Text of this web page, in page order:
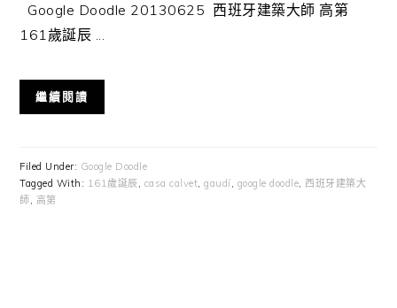
Google Doodle 20130625 西班牙建築大師 高第
161歲誕辰 ...
繼續閱讀
Filed Under: Google Doodle
Tagged With: 161歲誕辰, casa calvet,gaudí, google doodle,西班牙建築大
師 , 高第